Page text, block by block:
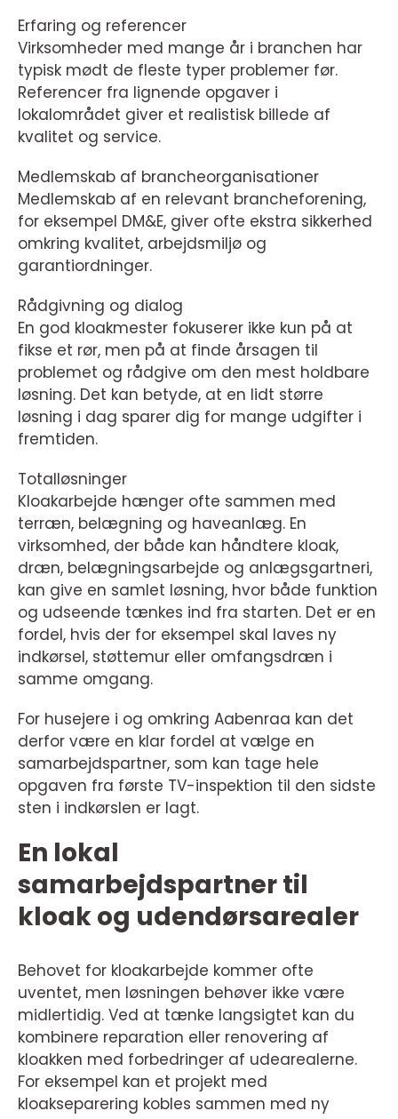
Erfaring og referencer
Virksomheder med mange år i branchen har
typisk mødt de fleste typer problemer før.
Referencer fra lignende opgaver i
lokalområdet giver et realistisk billede af
kvalitet og service.
Medlemskab af brancheorganisationer
Medlemskab af en relevant brancheforening,
for eksempel DM&E, giver ofte ekstra sikkerhed
omkring kvalitet, arbejdsmiljø og
garantiordninger.
Rådgivning og dialog
En god kloakmester fokuserer ikke kun på at
fikse et rør, men på at finde årsagen til
problemet og rådgive om den mest holdbare
løsning. Det kan betyde, at en lidt større
løsning i dag sparer dig for mange udgifter i
fremtiden.
Totalløsninger
Kloakarbejde hænger ofte sammen med
terræn, belægning og haveanlæg. En
virksomhed, der både kan håndtere kloak,
dræn, belægningsarbejde og anlægsgartneri,
kan give en samlet løsning, hvor både funktion
og udseende tænkes ind fra starten. Det er en
fordel, hvis der for eksempel skal laves ny
indkørsel, støttemur eller omfangsdræn i
samme omgang.
For husejere i og omkring Aabenraa kan det
derfor være en klar fordel at vælge en
samarbejdspartner, som kan tage hele
opgaven fra første TV-inspektion til den sidste
sten i indkørslen er lagt.
En lokal
samarbejdspartner til
kloak og udendørsarealer
Behovet for kloakarbejde kommer ofte
uventet, men løsningen behøver ikke være
midlertidig. Ved at tænke langsigtet kan du
kombinere reparation eller renovering af
kloakken med forbedringer af udearealerne.
For eksempel kan et projekt med
kloakseparering kobles sammen med ny